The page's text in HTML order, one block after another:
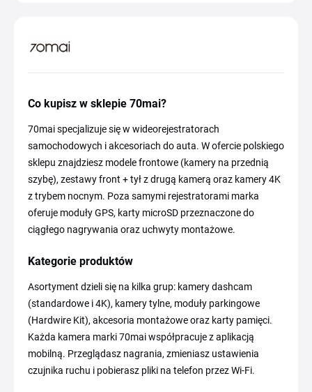
Co kupisz w sklepie 70mai?
70mai specjalizuje się w wideorejestratorach
samochodowych i akcesoriach do auta. W ofercie polskiego
sklepu znajdziesz modele frontowe (kamery na przednią
szybę), zestawy front + tył z drugą kamerą oraz kamery 4K
z trybem nocnym. Poza samymi rejestratorami marka
oferuje moduły GPS, karty microSD przeznaczone do
ciągłego nagrywania oraz uchwyty montażowe.
Kategorie produktów
Asortyment dzieli się na kilka grup: kamery dashcam
(standardowe i 4K), kamery tylne, moduły parkingowe
(Hardwire Kit), akcesoria montażowe oraz karty pamięci.
Każda kamera marki 70mai współpracuje z aplikacją
mobilną. Przeglądasz nagrania, zmieniasz ustawienia
czujnika ruchu i pobierasz pliki na telefon przez Wi-Fi.